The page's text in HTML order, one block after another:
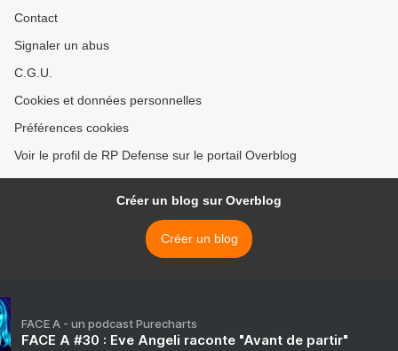
Contact
Signaler un abus
C.G.U.
Cookies et données personnelles
Préférences cookies
Voir le profil de RP Defense sur le portail Overblog
Créer un blog sur Overblog
Créer un blog
FACE A - un podcast Purecharts
FACE A #30 : Eve Angeli raconte "Avant de partir"